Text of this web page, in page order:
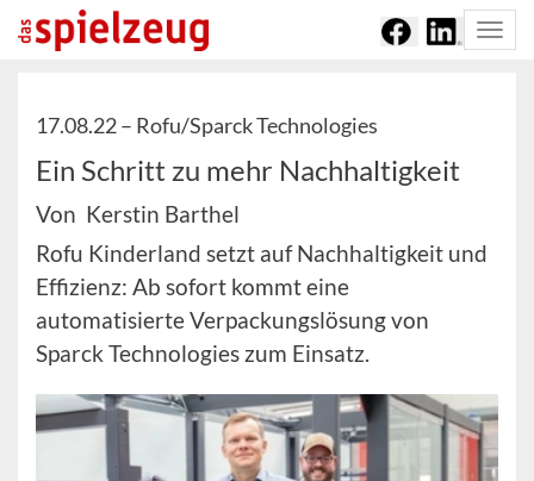
17.08.22 – Rofu/Sparck Technologies
Ein Schritt zu mehr Nachhaltigkeit
Von Kerstin Barthel
Rofu Kinderland setzt auf Nachhaltigkeit und
Effizienz: Ab sofort kommt eine
automatisierte Verpackungslösung von
Sparck Technologies zum Einsatz.